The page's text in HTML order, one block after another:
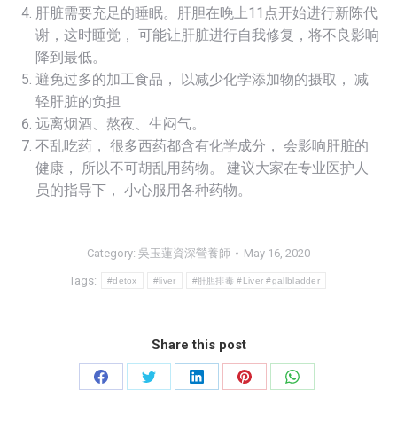
肝脏需要充足的睡眠。肝胆在晚上11点开始进行新陈代
谢，这时睡觉， 可能让肝脏进行自我修复，将不良影响
降到最低。
避免过多的加工食品， 以减少化学添加物的摄取， 减
轻肝脏的负担
远离烟酒、熬夜、生闷气。
不乱吃药， 很多西药都含有化学成分， 会影响肝脏的
健康， 所以不可胡乱用药物。 建议大家在专业医护人
员的指导下， 小心服用各种药物。
Category: 吳玉蓮資深營養師 May 16, 2020
Tags: #detox #liver #肝胆排毒 #Liver #gallbladder
Share this post
Share
Share
Share
Share
Share